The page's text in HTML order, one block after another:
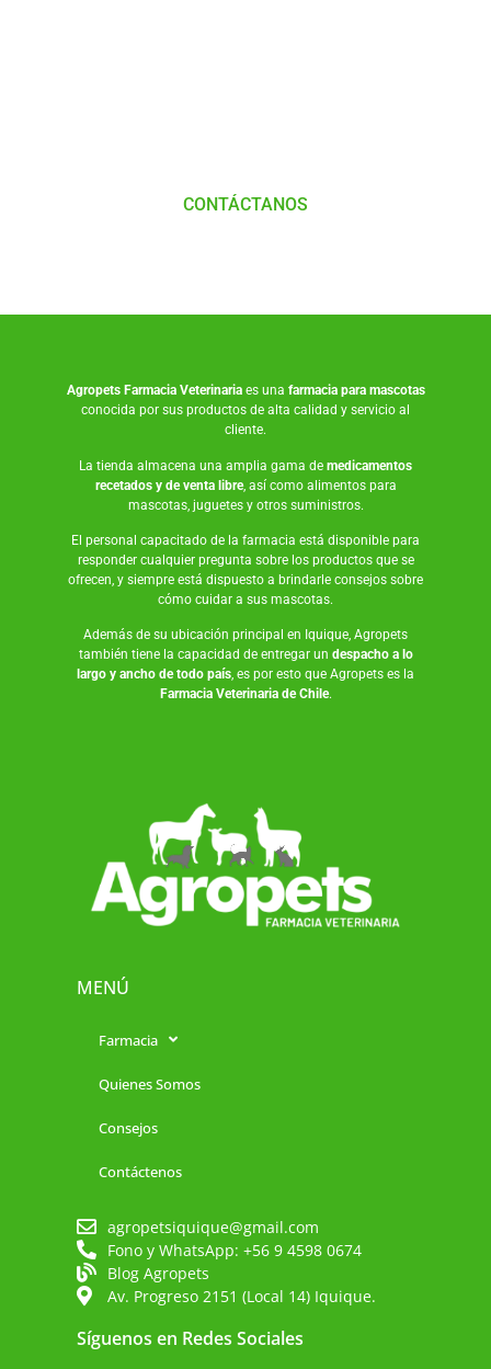
CONTÁCTANOS
Agropets Farmacia Veterinariaes una farmacia para mascotas
conocida por sus productos de alta calidad y servicio al
cliente.
La tienda almacena una amplia gama de medicamentos
recetados y de venta libre, así como alimentos para
mascotas, juguetesy otros suministros.
El personal capacitado de la farmacia está disponible para
responder cualquier pregunta sobre los productos que se
ofrecen, y siempre está dispuesto a brindarle consejos sobre
cómo cuidar a sus mascotas.
Además de su ubicación principal en Iquique, Agropets
también tiene la capacidad de entregar un despacho a lo
largo y ancho de todo país, es por esto que Agropets es la
Farmacia Veterinaria de Chile.
MENÚ
Farmacia
Quienes Somos
Consejos
Contáctenos
agropetsiquique@gmail.com
Fono y WhatsApp: +56 9 4598 0674
Blog Agropets
Av. Progreso 2151 (Local 14) Iquique.
Síguenos en Redes Sociales